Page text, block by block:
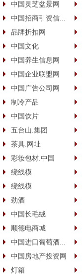
中国灵芝盆景网
中国招商引资信息网
品牌折扣网
中国文化
中国养生信息网
中国企业联盟网
中国广告公司网
制冷产品
中国饮片
五台山.集团
茶具.网址
彩妆包材.中国
绕线模
绕线模
劲酒
中国长毛绒
顺德电商城
中国进口葡萄酒商城
中国房地产投资网
灯箱